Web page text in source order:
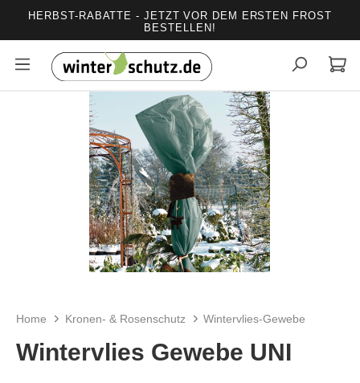
springen
HERBST-RABATTE - JETZT VOR DEM ERSTEN FROST
BESTELLEN!
Bildergalerie überspringen
Home Kronen- & Rosenschutz Wintervlies-Gewebe
Wintervlies Gewebe UNI